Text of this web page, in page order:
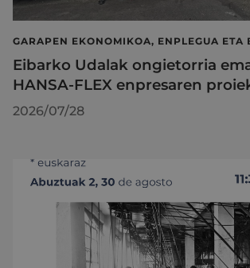
GARAPEN EKONOMIKOA, ENPLEGUA ETA
Eibarko Udalak ongietorria
HANSA-FLEX enpresaren
2026/07/28